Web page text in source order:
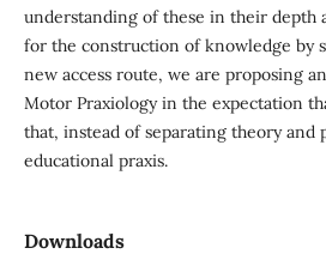
understanding of these in their depth
for the construction of knowledge by
new access route, we are proposing
Motor Praxiology in the expectation
that, instead of separating theory and
educational praxis.
Downloads